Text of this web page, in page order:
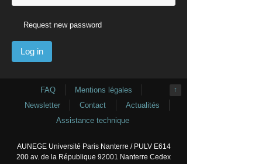
Request new password
↑
FAQ
Mentions légales
Newsletter
Contact
Actualités
Assistance technique
AUNEGE Université Paris Nanterre / PULV E614
200 av. de la République 92001 Nanterre Cedex